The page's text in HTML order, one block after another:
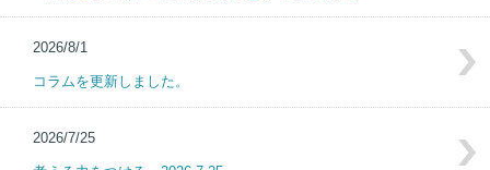
2026/8/1
コラムを更新しました。
2026/7/25